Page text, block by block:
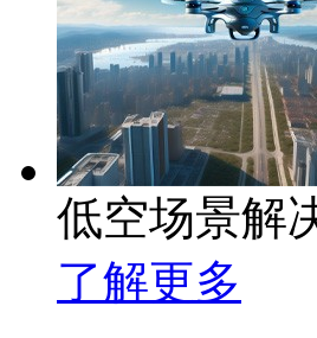
低空场景解
了解更多